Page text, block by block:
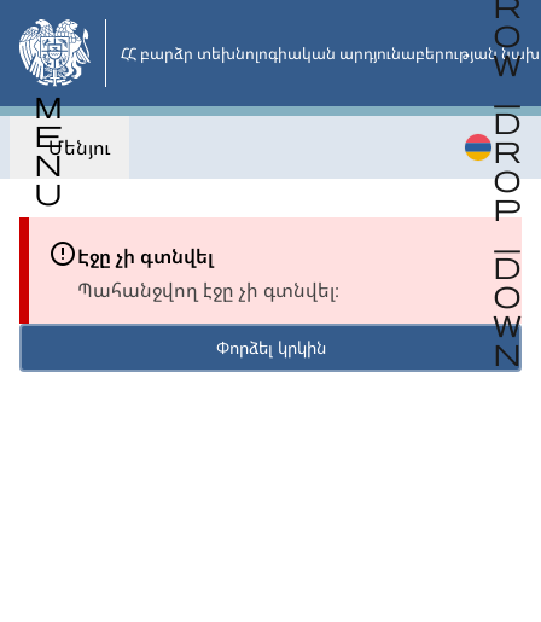
Անցնել
հիմնական
բովանդակությանը
ՀՀ բարձր տեխնոլոգիական արդյունաբերության
Մենյու
Էջը չի գտնվել
Պահանջվող էջը չի գտնվել։
Փորձել կրկին